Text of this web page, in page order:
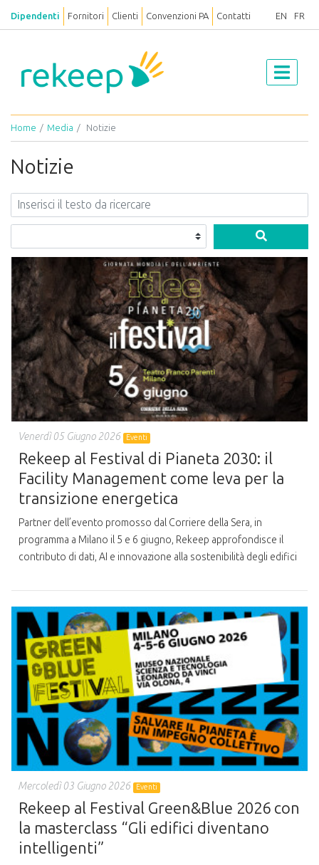
Dipendenti Fornitori Clienti Convenzioni PA Contatti EN FR
Home Media Notizie
Notizie
Venerdì 05 Giugno 2026 Eventi
Rekeep al Festival di Pianeta 2030: il
Facility Management come leva per la
transizione energetica
Partner dell’evento promosso dal Corriere della Sera, in
programma a Milano il 5 e 6 giugno, Rekeep approfondisce il
contributo di dati, AI e innovazione alla sostenibilità degli edifici
Mercoledì 03 Giugno 2026 Eventi
Rekeep al Festival Green&Blue 2026 con
la masterclass “Gli edifici diventano
intelligenti”